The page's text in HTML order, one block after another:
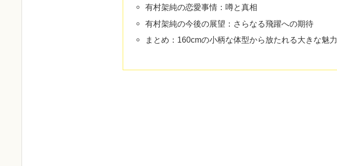
有村架純の恋愛事情：噂と真相
有村架純の今後の展望：さらなる飛躍への期待
まとめ：160cmの小柄な体型から放たれる大きな魅力